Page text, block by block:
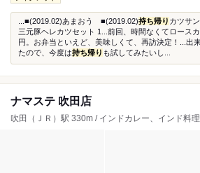
...■(2019.02)あまおう ■(2019.02)持ち帰り カツサ
三元豚ヘレカツセット 1...前回、時間なくてロース
円。お弁当といえど、美味しくて、再訪決定！...出
たので、今度は持ち帰り も試してみたいし...
ナマステ 吹田店
吹田（ＪＲ）駅 330m / インドカレー、インド料